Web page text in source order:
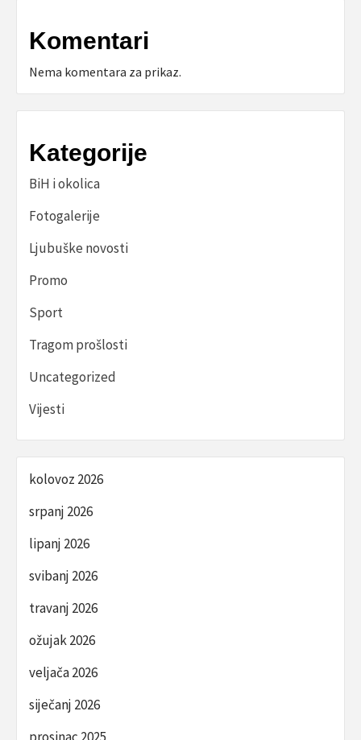
Komentari
Nema komentara za prikaz.
Kategorije
BiH i okolica
Fotogalerije
Ljubuške novosti
Promo
Sport
Tragom prošlosti
Uncategorized
Vijesti
kolovoz 2026
srpanj 2026
lipanj 2026
svibanj 2026
travanj 2026
ožujak 2026
veljača 2026
siječanj 2026